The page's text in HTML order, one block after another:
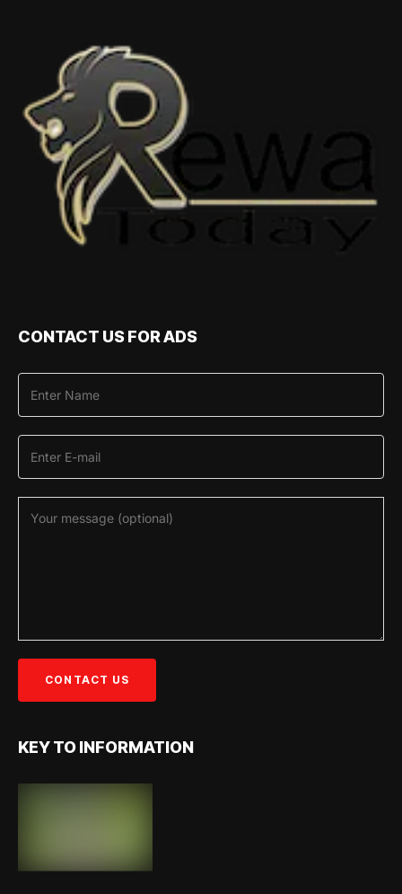
CONTACT US FOR ADS
KEY TO INFORMATION